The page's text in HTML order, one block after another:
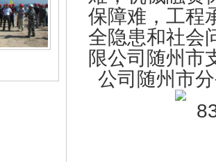
保障难，工程
全隐患和社会
限公司随州市
公司随州市